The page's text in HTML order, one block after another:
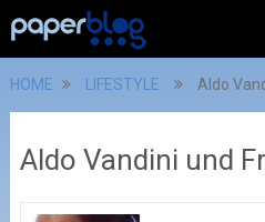
HOME LIFESTYLE Aldo
Aldo Vandini und